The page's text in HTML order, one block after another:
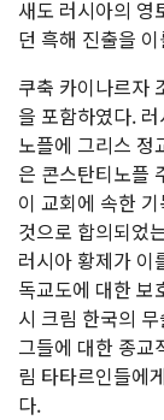
새도 러시아의 영
던 흑해 진출을
쿠축 카이나르자
을 포함하였다.
노플에 그리스 정
은 콘스탄티노플
이 교회에 속한
것으로 합의되었
러시아 황제가 이
독교도에 대한 보
시 크림 한국의
그들에 대한 종교
림 타타르인들에
다.